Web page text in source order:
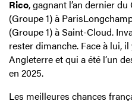
Rico, gagnant l’an dernier
(Groupe 1) à
(Groupe 1) à Saint-Cloud.
rester dimanche. Face à lui, il
Angleterre et qui a été l’un
en 2025.
Les meilleures chances